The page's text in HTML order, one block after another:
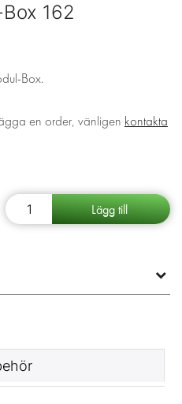
162
Box.
en order, vänligen kontakta